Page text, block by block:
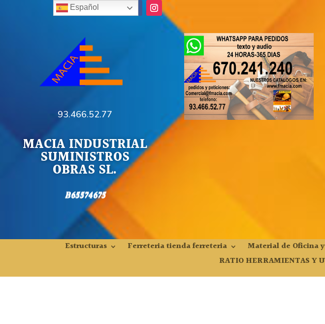
93.466.52.77
MACIA INDUSTRIAL
SUMINISTROS
OBRAS SL.
B65574675
Estructuras Ferreteria tienda ferreteria Material de Oficina
RATIO HERRAMIENTAS Y
Español